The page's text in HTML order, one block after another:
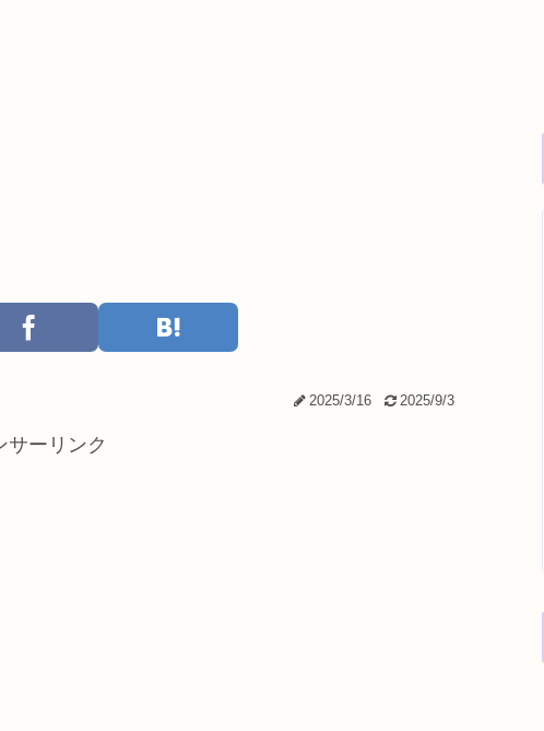
2025/3/16 2025/9/3
サーリンク